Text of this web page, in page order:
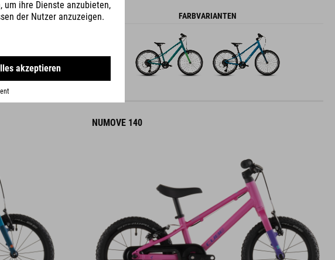
FARBVARIANTEN
NUMOVE 140